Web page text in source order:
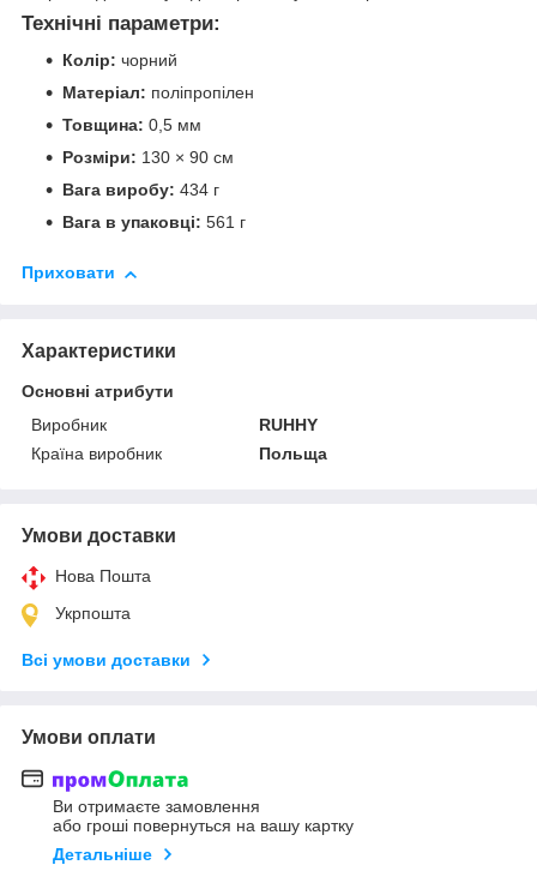
Технічні параметри:
Колір: чорний
Матеріал: поліпропілен
Товщина: 0,5 мм
Розміри: 130 × 90 см
Вага виробу: 434 г
Вага в упаковці: 561 г
Приховати
Характеристики
Основні атрибути
Виробник
RUHHY
Країна виробник
Польща
Умови доставки
Нова Пошта
Укрпошта
Всі умови доставки
Умови оплати
Ви отримаєте замовлення
або гроші повернуться на вашу картку
Детальніше